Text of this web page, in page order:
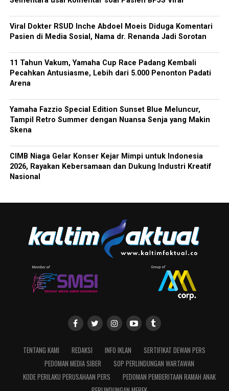
Viral Dokter RSUD Inche Abdoel Moeis Diduga Komentari
Pasien di Media Sosial, Nama dr. Renanda Jadi Sorotan
11 Tahun Vakum, Yamaha Cup Race Padang Kembali
Pecahkan Antusiasme, Lebih dari 5.000 Penonton Padati
Arena
Yamaha Fazzio Special Edition Sunset Blue Meluncur,
Tampil Retro Summer dengan Nuansa Senja yang Makin
Skena
CIMB Niaga Gelar Konser Kejar Mimpi untuk Indonesia
2026, Rayakan Kebersamaan dan Dukung Industri Kreatif
Nasional
TENTANG KAMI REDAKSI INFO IKLAN
SERTIFIKAT DEWAN PERS
PEDOMAN MEDIA SIBER
SOP PERLINDUNGAN WARTAWAN
KODE PERILAKU PERUSAHAAN PERS
PEDOMAN PEMBERITAAN RAMAH ANAK